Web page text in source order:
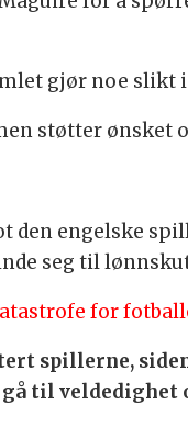
gjør noe slikt
støtter ønsket
engelske
seg til
for
spillerne,
gå til